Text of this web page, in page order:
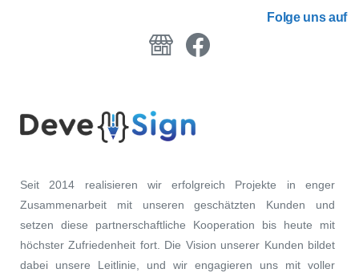
Folge uns auf
Seit 2014 realisieren wir erfolgreich Projekte in enger
Zusammenarbeit mit unseren geschätzten Kunden und
setzen diese partnerschaftliche Kooperation bis heute mit
höchster Zufriedenheit fort. Die Vision unserer Kunden bildet
dabei unsere Leitlinie, und wir engagieren uns mit voller